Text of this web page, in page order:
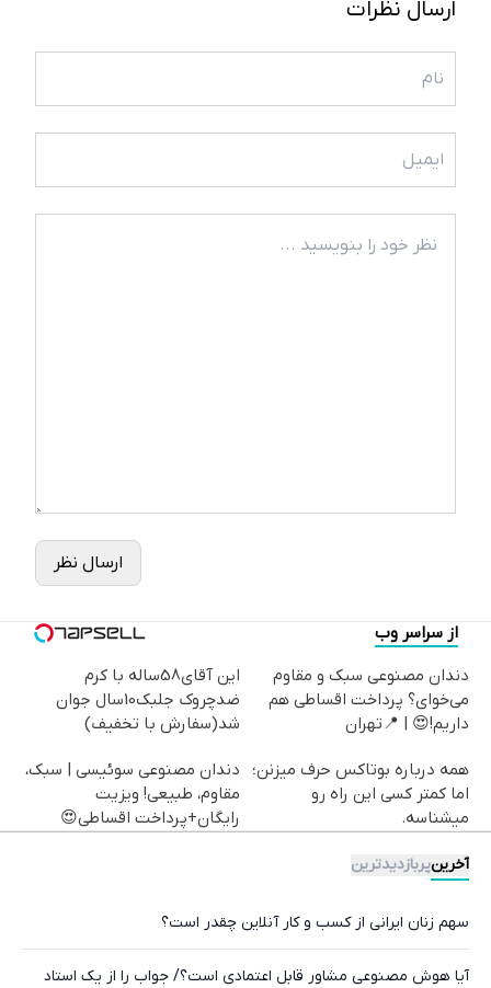
ارسال نظرات
ارسال نظر
از سراسر وب
دندان مصنوعی سبک و مقاوم
می‌خوای؟ پرداخت اقساطی هم
داریم!😍 | 📍تهران
این آقای58ساله با کرم
ضدچروک جلبک10سال جوان
شد(سفارش با تخفیف)
همه درباره بوتاکس حرف میزنن؛
اما کمتر کسی این راه رو
میشناسه.
دندان مصنوعی سوئیسی | سبک،
مقاوم، طبیعی! ویزیت
رایگان+پرداخت اقساطی😍
آخرینپربازدیدترین
سهم زنان ایرانی از کسب و کار آنلاین چقدر است؟
آیا هوش مصنوعی مشاور قابل اعتمادی است؟/ جواب را از یک استاد